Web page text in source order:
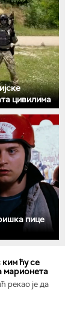
цивилима
пице
ким ћу се
марионета
рекао је да